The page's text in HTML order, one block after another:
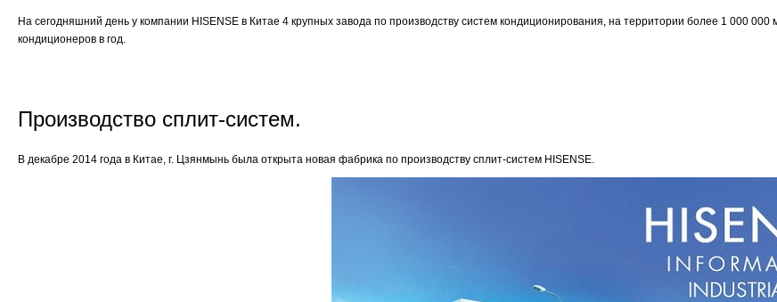
На сегодняшний день у компании HISENSE в Китае 4 крупных завода по производству систем кондиционирования, на территории более 1 000 000
кондиционеров в год.
Производство сплит-систем.
В декабре 2014 года в Китае, г. Цзянмынь была открыта новая фабрика по производству сплит-систем HISENSE.